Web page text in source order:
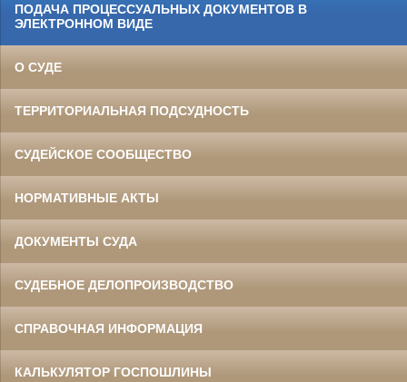
ПОДАЧА ПРОЦЕССУАЛЬНЫХ ДОКУМЕНТОВ В
ЭЛЕКТРОННОМ ВИДЕ
О СУДЕ
ТЕРРИТОРИАЛЬНАЯ ПОДСУДНОСТЬ
СУДЕЙСКОЕ СООБЩЕСТВО
НОРМАТИВНЫЕ АКТЫ
ДОКУМЕНТЫ СУДА
СУДЕБНОЕ ДЕЛОПРОИЗВОДСТВО
СПРАВОЧНАЯ ИНФОРМАЦИЯ
КАЛЬКУЛЯТОР ГОСПОШЛИНЫ